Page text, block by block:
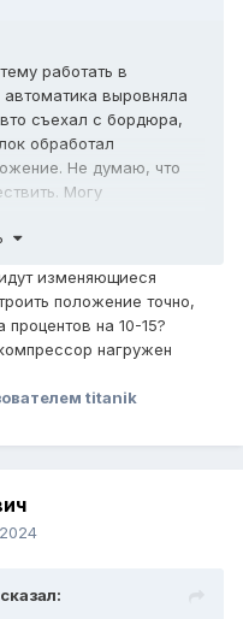
работать в
выровняла
съехал с бордюра,
обработал
Не думаю, что
Могу
изменяющиеся
положение точно,
на 10-15?
нагружен
titanik
сказал: